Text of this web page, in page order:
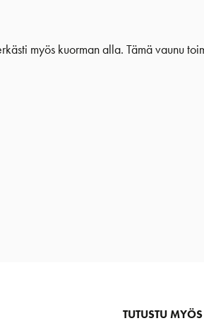
myös kuorman alla. Tämä vaunu
TUTUSTU MYÖS